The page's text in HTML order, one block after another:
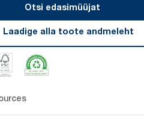
Otsi edasimüüjat
Laadige alla toote andmeleht